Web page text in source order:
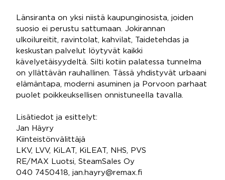
Länsiranta on yksi niistä kaupunginosista, joiden
suosio ei perustu sattumaan. Jokirannan
ulkoilureitit, ravintolat, kahvilat, Taidetehdas ja
keskustan palvelut löytyvät kaikki
kävelyetäisyydeltä. Silti kotiin palatessa tunnelma
on yllättävän rauhallinen. Tässä yhdistyvät urbaani
elämäntapa, moderni asuminen ja Porvoon parhaat
puolet poikkeuksellisen onnistuneella tavalla.
Lisätiedot ja esittelyt:
Jan Häyry
Kiinteistönvälittäjä
LKV, LVV, KiLAT, KiLEAT, NHS, PVS
RE/MAX Luotsi, SteamSales Oy
040 7450418, jan.hayry@remax.fi